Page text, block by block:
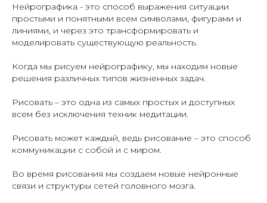
Нейрографика - это способ выражения ситуации
простыми и понятными всем символами, фигурами и
линиями, и через это трансформировать и
моделировать существующую реальность.
Когда мы рисуем нейрографику, мы находим новые
решения различных типов жизненных задач.
Рисовать – это одна из самых простых и доступных
всем без исключения техник медитации.
Рисовать может каждый, ведь рисование – это способ
коммуникации с собой и с миром.
Во время рисования мы создаем новые нейронные
связи и структуры сетей головного мозга.